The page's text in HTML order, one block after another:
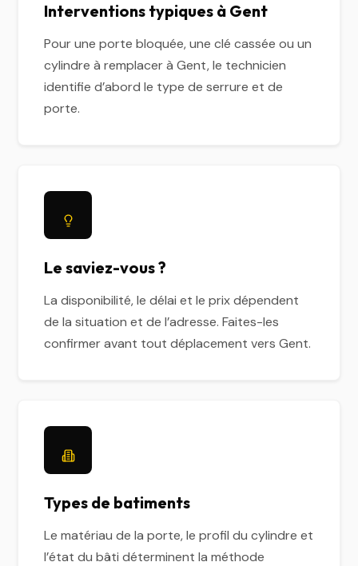
Interventions typiques à Gent
Pour une porte bloquée, une clé cassée ou un
cylindre à remplacer à Gent, le technicien
identifie d’abord le type de serrure et de
porte.
Le saviez-vous ?
La disponibilité, le délai et le prix dépendent
de la situation et de l’adresse. Faites-les
confirmer avant tout déplacement vers Gent.
Types de batiments
Le matériau de la porte, le profil du cylindre et
l’état du bâti déterminent la méthode